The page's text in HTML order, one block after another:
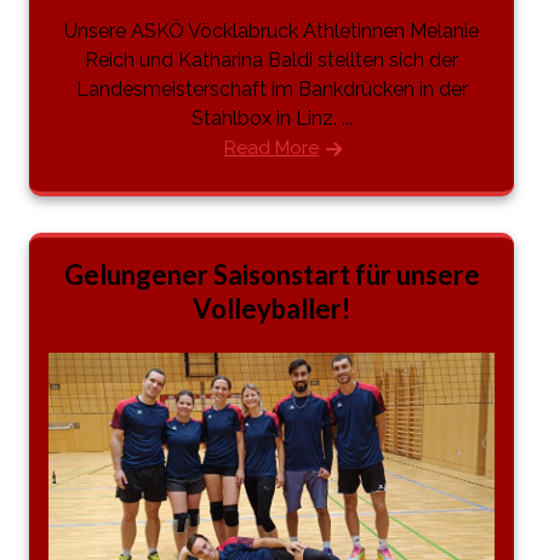
Unsere ASKÖ Vöcklabruck Athletinnen Melanie
Reich und Katharina Baldi stellten sich der
Landesmeisterschaft im Bankdrücken in der
Stahlbox in Linz. ...
Read More
Gelungener Saisonstart für unsere
Volleyballer!